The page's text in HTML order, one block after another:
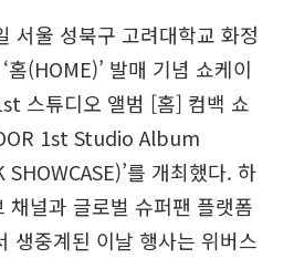
서울 성북구 고려대학교 화정
(HOME)’ 발매 기념 쇼케이
스튜디오 앨범 [홈] 컴백 쇼
1st Studio Album
를 개최했다. 하
채널과 글로벌 슈퍼팬 플랫폼
생중계된 이날 행사는 위버스